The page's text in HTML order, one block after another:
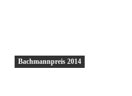
Bachmannpreis 2014